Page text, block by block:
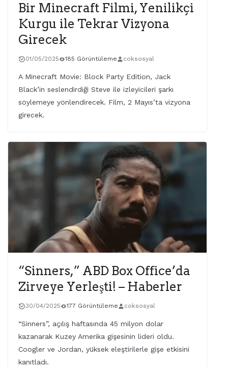
Bir Minecraft Filmi, Yenilikçi
Kurgu ile Tekrar Vizyona
Girecek
01/05/2025 185 Görüntüleme coksosyal
A Minecraft Movie: Block Party Edition, Jack
Black’in seslendirdiği Steve ile izleyicileri şarkı
söylemeye yönlendirecek. Film, 2 Mayıs’ta vizyona
girecek.
“Sinners,” ABD Box Office’da
Zirveye Yerleşti! – Haberler
30/04/2025 177 Görüntüleme coksosyal
“Sinners”, açılış haftasında 45 milyon dolar
kazanarak Kuzey Amerika gişesinin lideri oldu.
Coogler ve Jordan, yüksek eleştirilerle gişe etkisini
kanıtladı.